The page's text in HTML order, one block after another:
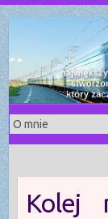
S
k
i
p
t
o
c
o
n
t
e
Kolej